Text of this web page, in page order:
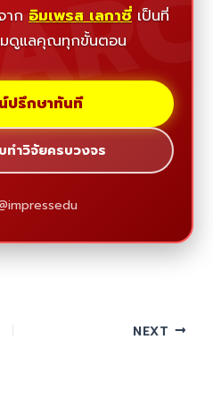
าก อิมเพรส เลกาซี่ เป็นที่
มดูแลคุณทุกขั้นตอน
ปรึกษาทันที
ทำวิจัยครบวงจร
NEXT